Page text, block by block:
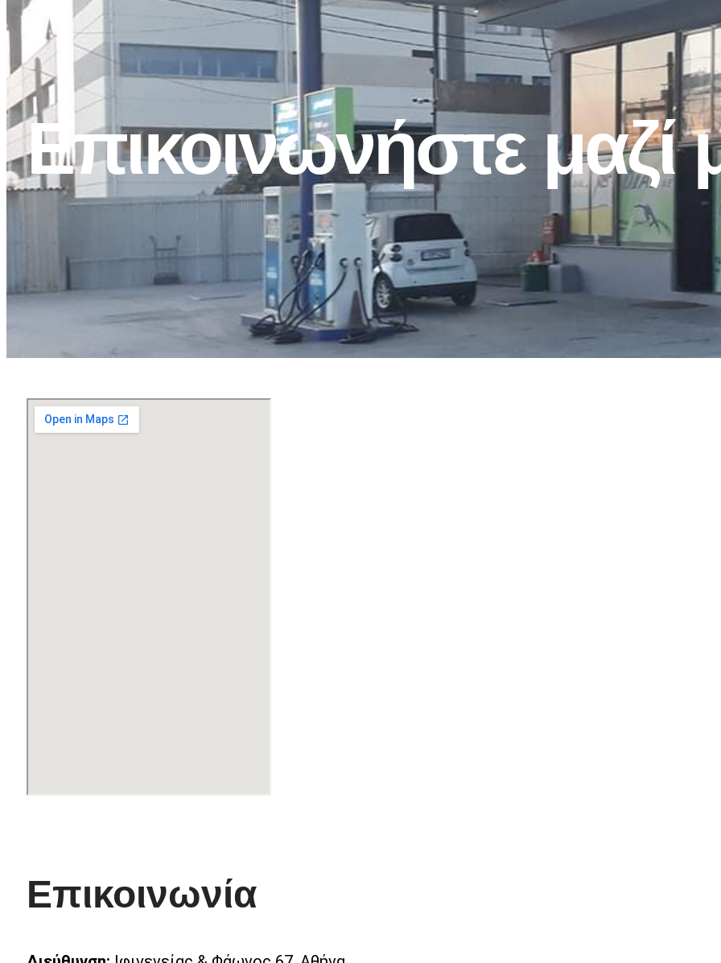
Επικοινωνήστε μαζί
Επικοινωνία